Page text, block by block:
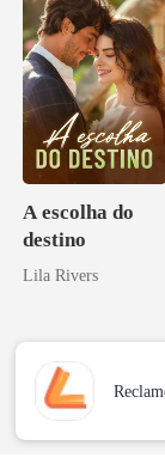
A escolha do
destino
Lila Rivers